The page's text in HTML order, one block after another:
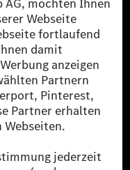
Benz Group durch
werden.
von MB.CHARGE
Sofern an der jeweiligen
Energien vorliegt,
Diese stellen
Public eine äquivalente
eingespeist wird.
die jünger
vorgeschriebenen
Light vehicles Test